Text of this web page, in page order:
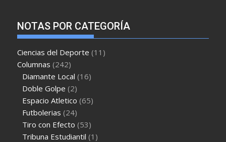
NOTAS POR CATEGORÍA
Ciencias del Deporte (11)
Columnas (242)
Diamante Local (16)
Doble Golpe (2)
Espacio Atletico (65)
Futbolerias (24)
Tiro con Efecto (53)
Tribuna Estudiantil (1)